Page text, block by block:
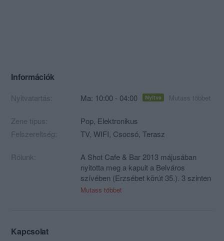
Információk
Nyitvatartás: Ma: 10:00 - 04:00 Nyitva Mutass többet
Zene típus:
Pop, Elektronikus
Felszereltség:
TV, WIFI, Csocsó, Terasz
Rólunk:
A Shot Cafe & Bar 2013 májusában
nyitotta meg a kapuit a Belváros
szívében (Erzsébet körút 35.). 3 szinten
várjuk kedves vendégeinket.
Mutass többet
Kapcsolat